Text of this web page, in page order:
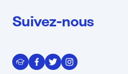
Suivez-nous